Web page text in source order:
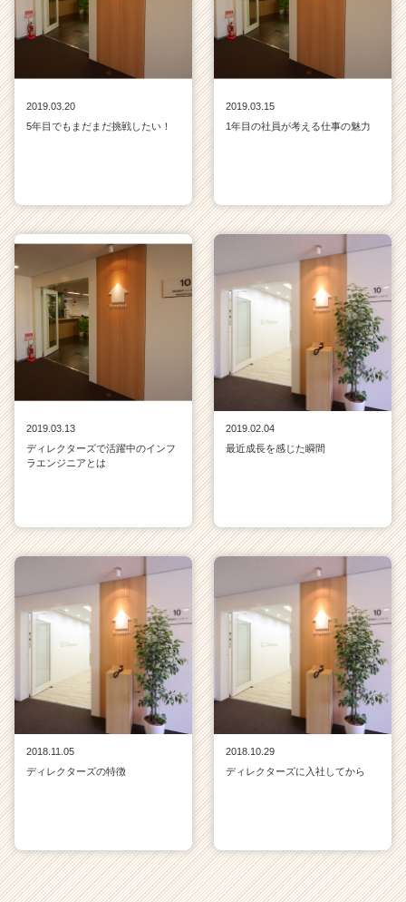
2019.03.20
5年目でもまだまだ挑戦したい！
2019.03.15
1年目の社員が考える仕事の魅力
2019.03.13
ディレクターズで活躍中のインフ
ラエンジニアとは
2019.02.04
最近成長を感じた瞬間
2018.11.05
ディレクターズの特徴
2018.10.29
ディレクターズに入社してから